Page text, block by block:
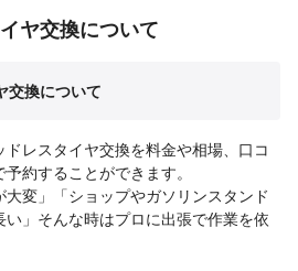
ヤ交換について
交換について
レスタイヤ交換を料金や相場、口コ
約することができます。
大変」「ショップやガソリンスタンド
」そんな時はプロに出張で作業を依